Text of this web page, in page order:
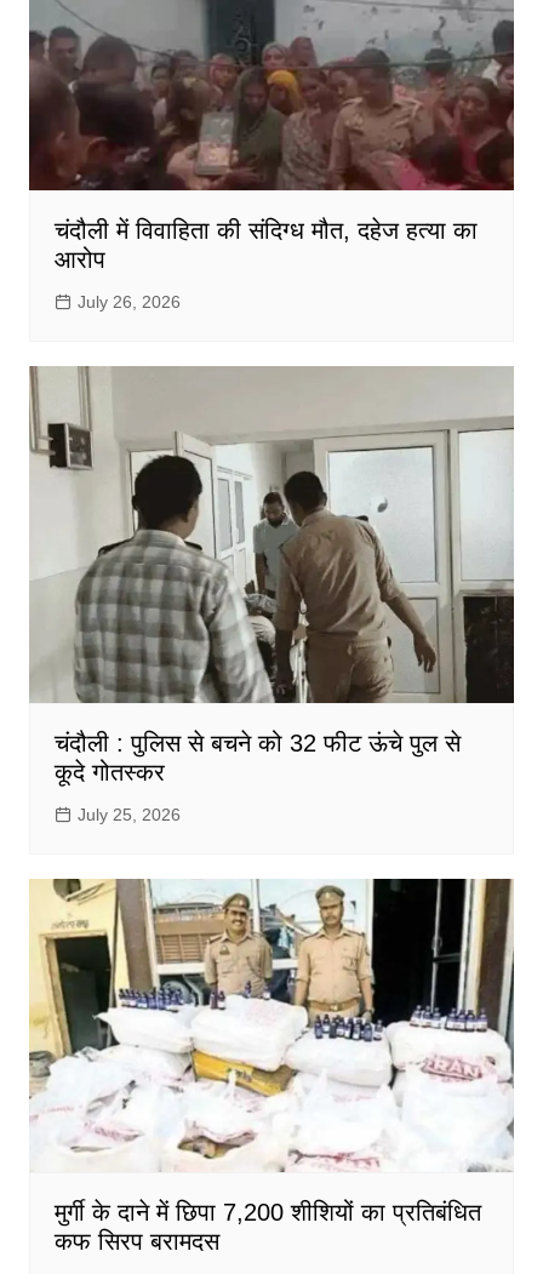
चंदौली में विवाहिता की संदिग्ध मौत, दहेज हत्या का
आरोप
July 26, 2026
चंदौली : पुलिस से बचने को 32 फीट ऊंचे पुल से
कूदे गोतस्कर
July 25, 2026
मुर्गी के दाने में छिपा 7,200 शीशियों का प्रतिबंधित
कफ सिरप बरामदस